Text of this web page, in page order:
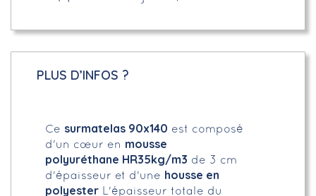
PLUS D’INFOS ?
Ce surmatelas 90x140 est composé
d'un cœur en mousse
polyuréthane HR35kg/m3 de 3 cm
d'épaisseur et d'une housse en
polyester L'épaisseur totale du